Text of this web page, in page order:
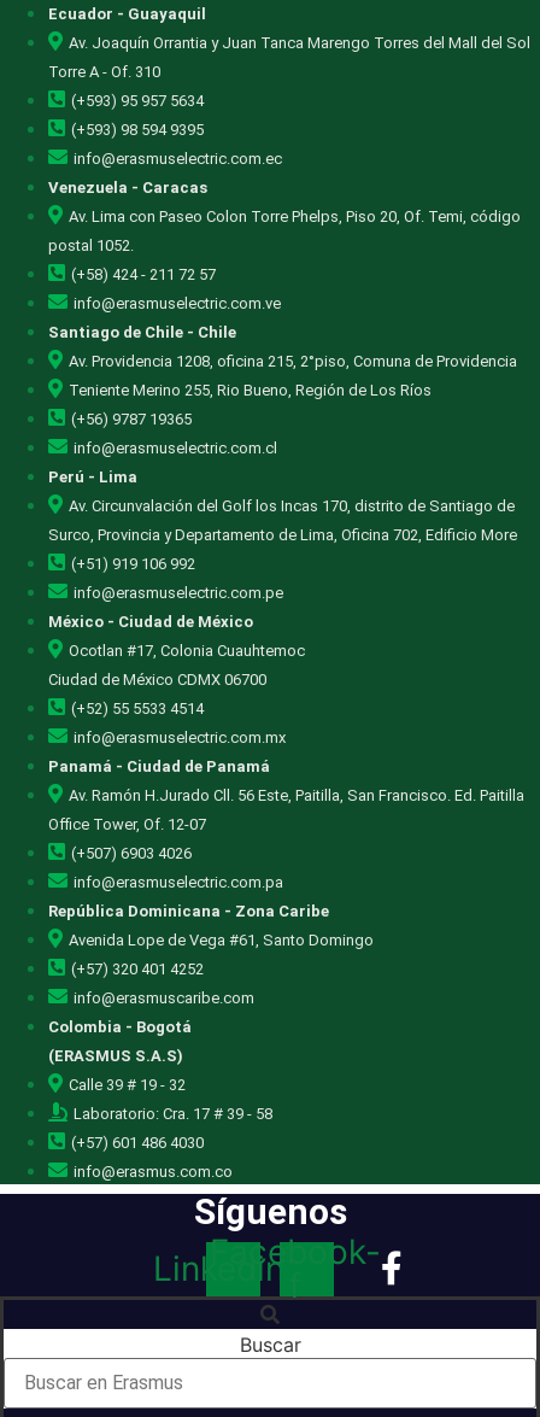
Ecuador - Guayaquil
Av. Joaquín Orrantia y Juan Tanca Marengo Torres del Mall del Sol
Torre A - Of. 310
(+593) 95 957 5634
(+593) 98 594 9395
info@erasmuselectric.com.ec
Venezuela - Caracas
Av. Lima con Paseo Colon Torre Phelps, Piso 20, Of. Temi, código
postal 1052.
(+58) 424 - 211 72 57
info@erasmuselectric.com.ve
Santiago de Chile - Chile
Av. Providencia 1208, oficina 215, 2°piso, Comuna de Providencia
Teniente Merino 255, Rio Bueno, Región de Los Ríos
(+56) 9787 19365
info@erasmuselectric.com.cl
Perú - Lima
Av. Circunvalación del Golf los Incas 170, distrito de Santiago de
Surco, Provincia y Departamento de Lima, Oficina 702, Edificio More
(+51) 919 106 992
info@erasmuselectric.com.pe
México - Ciudad de México
Ocotlan #17, Colonia Cuauhtemoc
Ciudad de México CDMX 06700
(+52) 55 5533 4514
info@erasmuselectric.com.mx
Panamá - Ciudad de Panamá
Av. Ramón H.Jurado Cll. 56 Este, Paitilla, San Francisco. Ed. Paitilla
Office Tower, Of. 12-07
(+507) 6903 4026
info@erasmuselectric.com.pa
República Dominicana - Zona Caribe
Avenida Lope de Vega #61, Santo Domingo
(+57) 320 401 4252
info@erasmuscaribe.com
Colombia - Bogotá
(ERASMUS S.A.S)
Calle 39 # 19 - 32
Laboratorio: Cra. 17 # 39 - 58
(+57) 601 486 4030
info@erasmus.com.co
Síguenos
Linkedin
Facebook-
f
Buscar